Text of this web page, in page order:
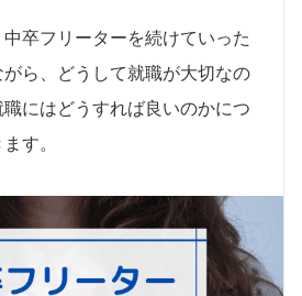
卒フリーターを続けていった
ら、どうして就職が大切なの
にはどうすれば良いのかにつ
す。